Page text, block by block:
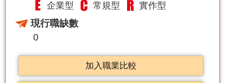
企業型 常規型 實作型
現行職缺數
0
加入職業比較